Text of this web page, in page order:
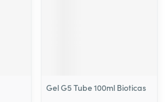
Gel G5 Tube 100ml Bioticas